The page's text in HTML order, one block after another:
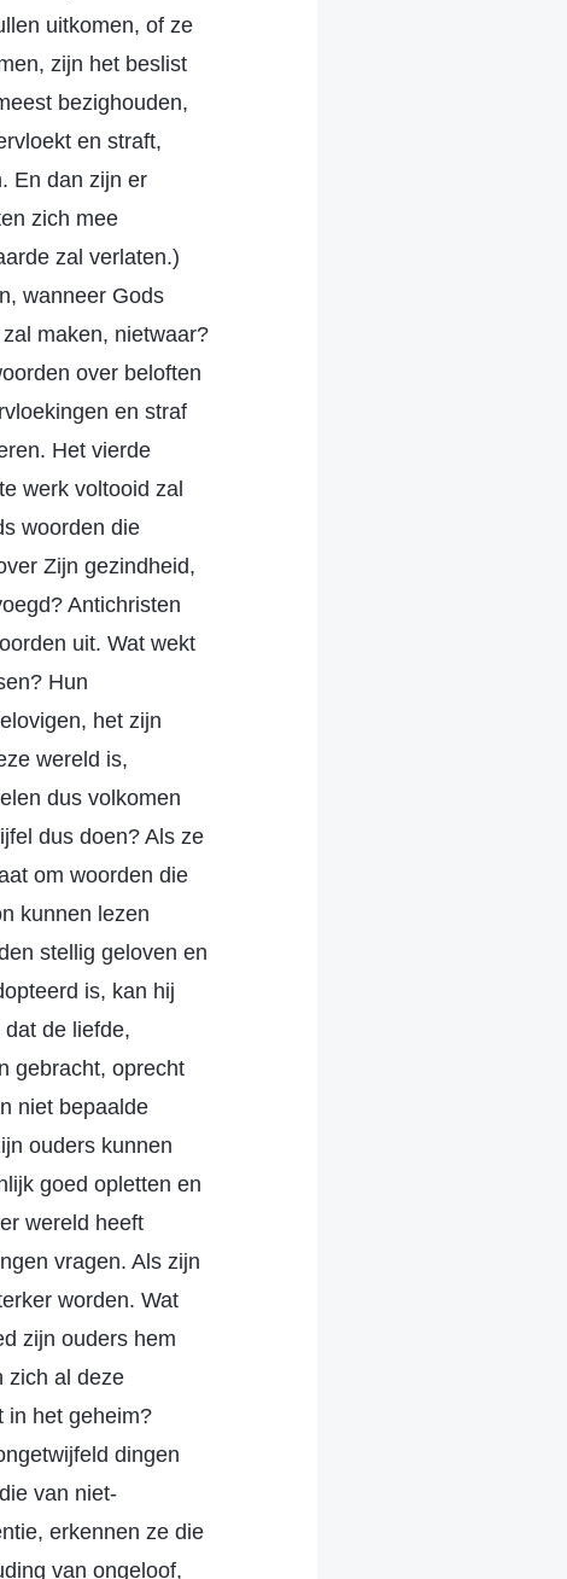
uitkomen, of ze
zijn het beslist
bezighouden,
en straft,
En dan zijn er
zich mee
zal verlaten.)
wanneer Gods
maken, nietwaar?
over beloften
en straf
Het vierde
werk voltooid zal
woorden die
Zijn gezindheid,
Antichristen
uit. Wat wekt
Hun
het zijn
wereld is,
dus volkomen
dus doen? Als ze
om woorden die
kunnen lezen
stellig geloven en
is, kan hij
de liefde,
gebracht, oprecht
niet bepaalde
ouders kunnen
goed opletten en
wereld heeft
vragen. Als zijn
worden. Wat
zijn ouders hem
zich al deze
in het geheim?
dingen
van niet-
erkennen ze die
van ongeloof,